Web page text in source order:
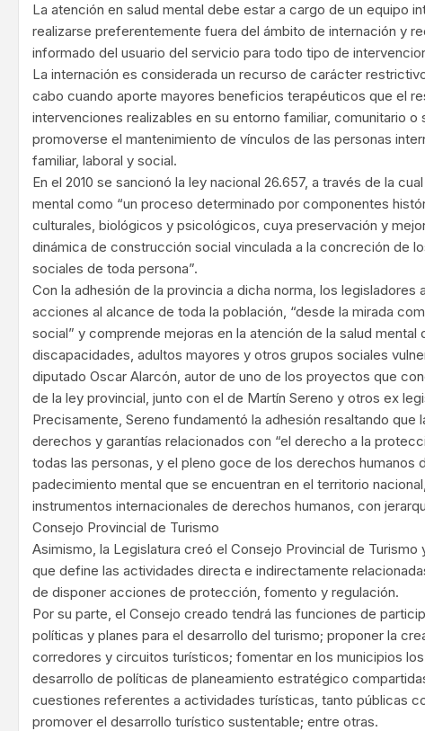
La atención en salud mental debe estar a cargo de un equipo
realizarse preferentemente fuera del ámbito de internación y
informado del usuario del servicio para todo tipo de
La internación es considerada un recurso de carácter
cabo cuando aporte mayores beneficios terapéuticos que el
intervenciones realizables en su entorno familiar, comunitario o
promoverse el mantenimiento de vínculos de las personas
familiar, laboral y social.
En el 2010 se sancionó la ley nacional 26.657, a través de la
mental como “un proceso determinado por componentes
culturales, biológicos y psicológicos, cuya preservación y
dinámica de construcción social vinculada a la concreción de
sociales de toda persona”.
Con la adhesión de la provincia a dicha norma, los legisladores
acciones al alcance de toda la población, “desde la mirada
social” y comprende mejoras en la atención de la salud mental
discapacidades, adultos mayores y otros grupos sociales
diputado Oscar Alarcón, autor de uno de los proyectos que
de la ley provincial, junto con el de Martín Sereno y otros ex
Precisamente, Sereno fundamentó la adhesión resaltando que
derechos y garantías relacionados con “el derecho a la
todas las personas, y el pleno goce de los derechos humanos
padecimiento mental que se encuentran en el territorio
instrumentos internacionales de derechos humanos, con
Consejo Provincial de Turismo
Asimismo, la Legislatura creó el Consejo Provincial de Turismo
que define las actividades directa e indirectamente
de disponer acciones de protección, fomento y regulación.
Por su parte, el Consejo creado tendrá las funciones de
políticas y planes para el desarrollo del turismo; proponer la
corredores y circuitos turísticos; fomentar en los municipios
desarrollo de políticas de planeamiento estratégico
cuestiones referentes a actividades turísticas, tanto públicas
promover el desarrollo turístico sustentable; entre otras.